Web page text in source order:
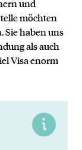
und
möchten
Sie haben uns
als auch
Visa enorm